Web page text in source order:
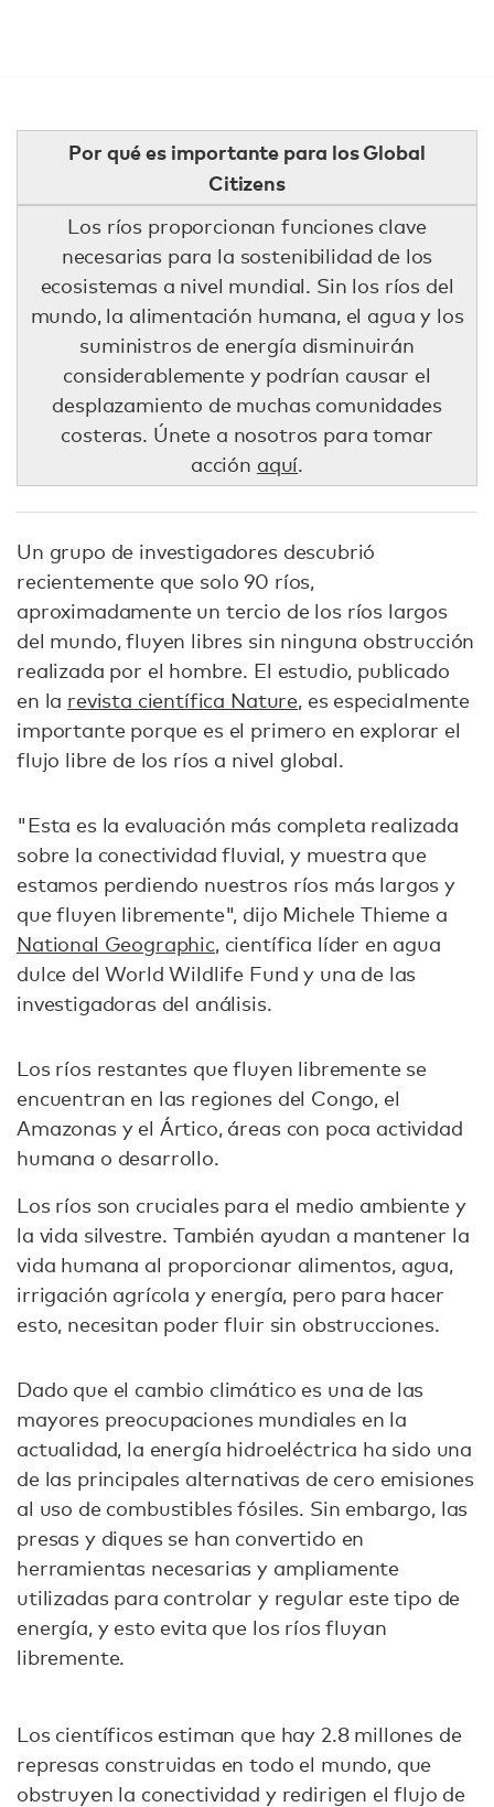
Por qué es importante para los Global
Citizens
Los ríos proporcionan funciones clave
necesarias para la sostenibilidad de los
ecosistemas a nivel mundial. Sin los ríos del
mundo, la alimentación humana, el agua y los
suministros de energía disminuirán
considerablemente y podrían causar el
desplazamiento de muchas comunidades
costeras. Únete a nosotros para tomar
acción aquí.
Un grupo de investigadores descubrió
recientemente que solo 90 ríos,
aproximadamente un tercio de los ríos largos
del mundo, fluyen libres sin ninguna obstrucción
realizada por el hombre. El estudio, publicado
en la revista científica Nature, es especialmente
importante porque es el primero en explorar el
flujo libre de los ríos a nivel global.
"Esta es la evaluación más completa realizada
sobre la conectividad fluvial, y muestra que
estamos perdiendo nuestros ríos más largos y
que fluyen libremente", dijo Michele Thieme a
National Geographic, científica líder en agua
dulce del World Wildlife Fund y una de las
investigadoras del análisis.
Los ríos restantes que fluyen libremente se
encuentran en las regiones del Congo, el
Amazonas y el Ártico, áreas con poca actividad
humana o desarrollo.
Los ríos son cruciales para el medio ambiente y
la vida silvestre. También ayudan a mantener la
vida humana al proporcionar alimentos, agua,
irrigación agrícola y energía, pero para hacer
esto, necesitan poder fluir sin obstrucciones.
Dado que el cambio climático es una de las
mayores preocupaciones mundiales en la
actualidad, la energía hidroeléctrica ha sido una
de las principales alternativas de cero emisiones
al uso de combustibles fósiles. Sin embargo, las
presas y diques se han convertido en
herramientas necesarias y ampliamente
utilizadas para controlar y regular este tipo de
energía, y esto evita que los ríos fluyan
libremente.
Los científicos estiman que hay 2.8 millones de
represas construidas en todo el mundo, que
obstruyen la conectividad y redirigen el flujo de